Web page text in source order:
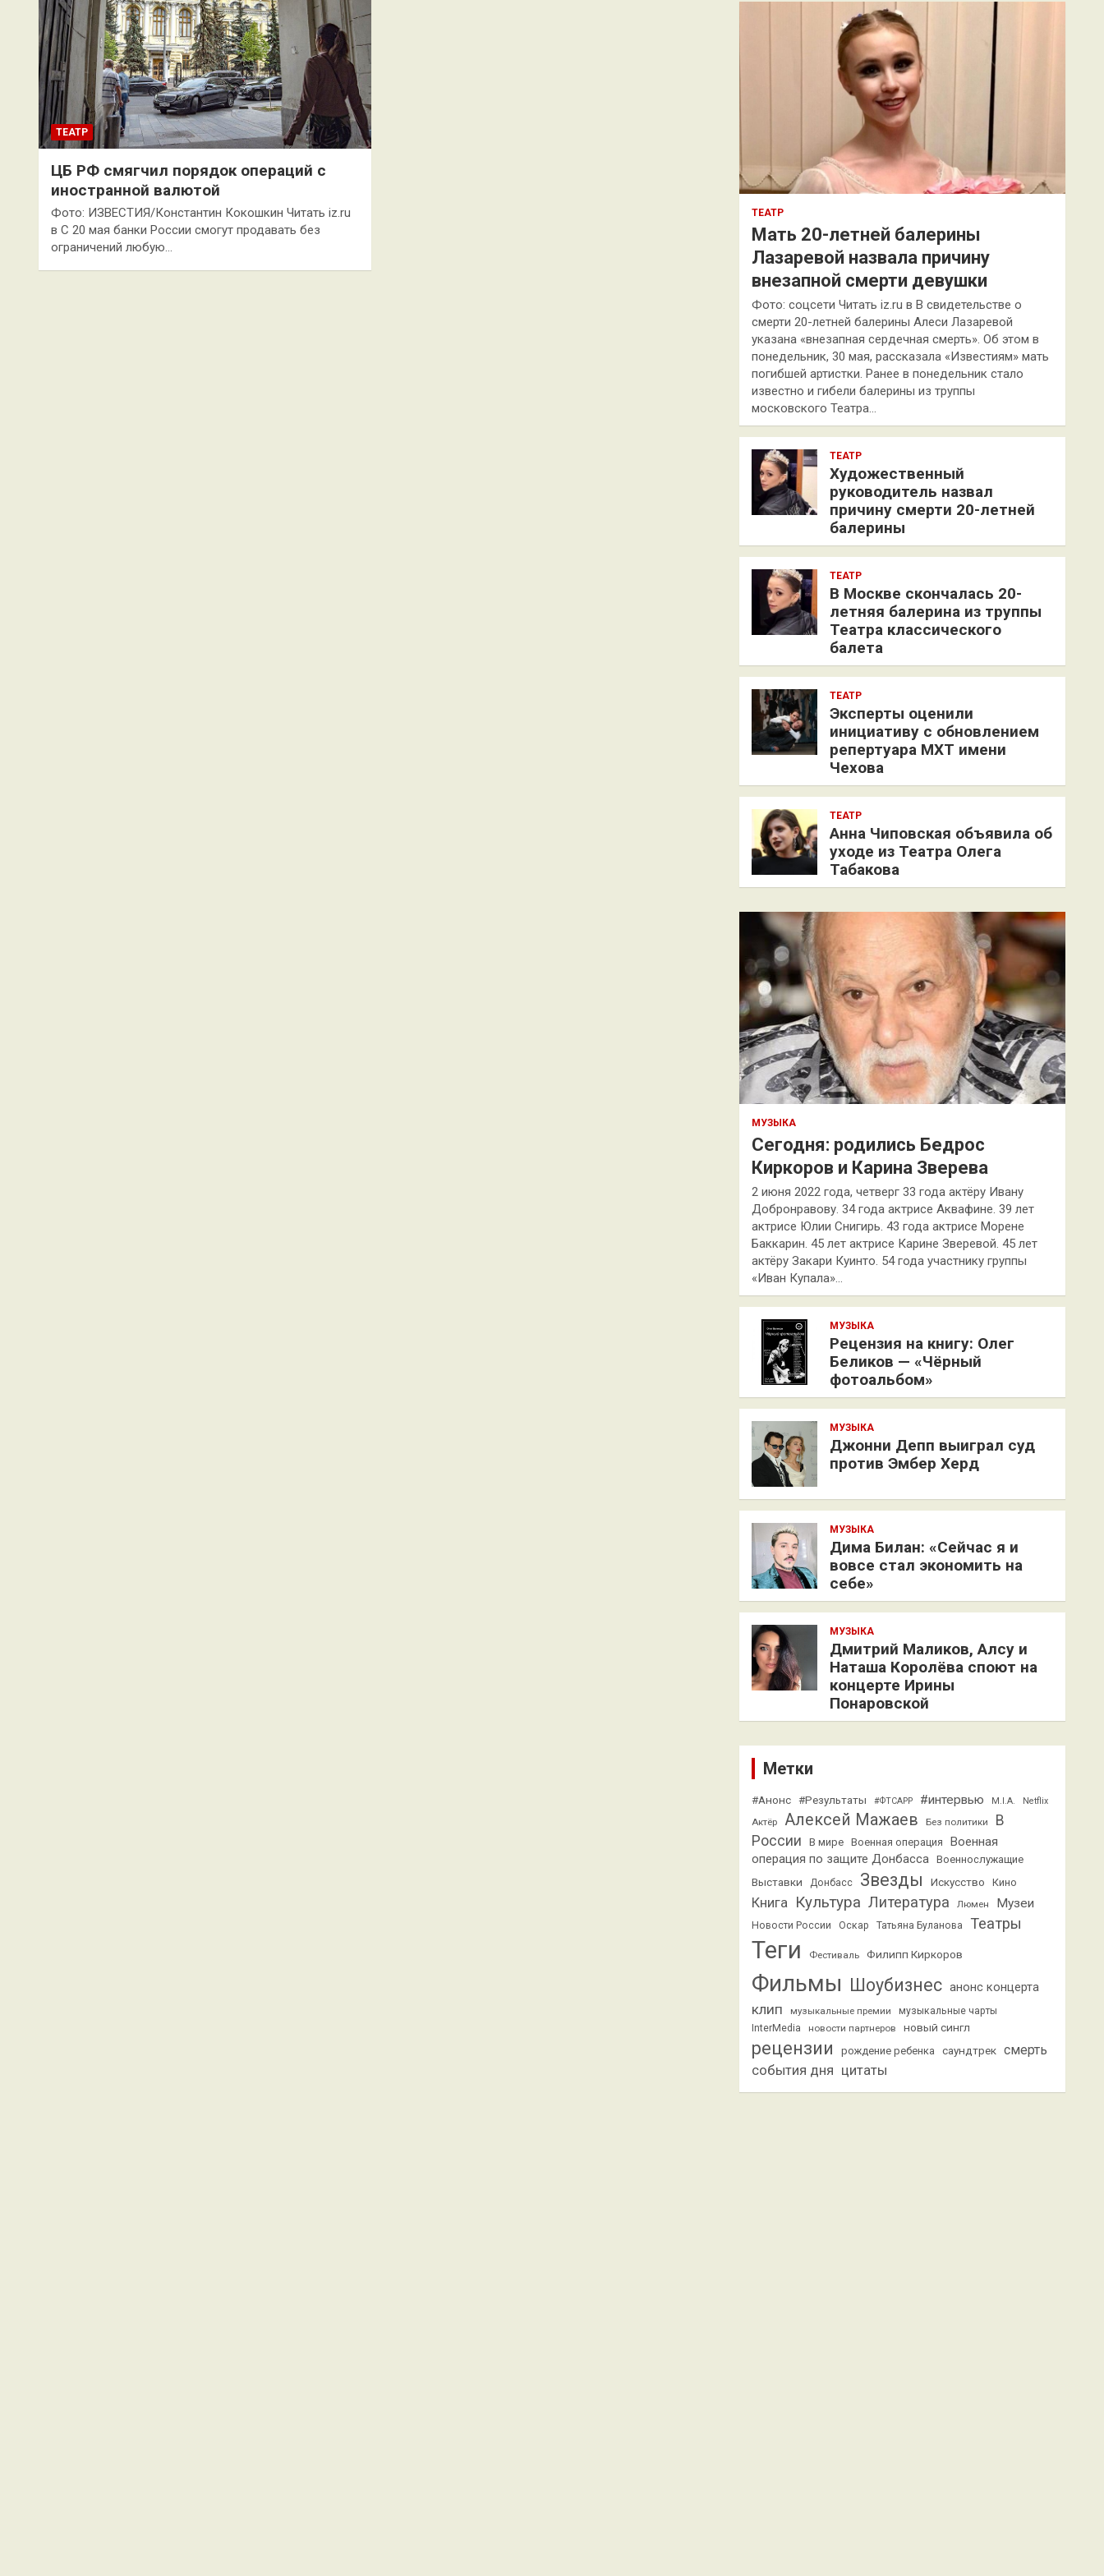
ТЕАТР
ЦБ РФ смягчил порядок операций с
иностранной валютой
Фото: ИЗВЕСТИЯ/Константин Кокошкин Читать iz.ru
в С 20 мая банки России смогут продавать без
ограничений любую…
к
ТЕАТР
Мать 20-летней балерины
Лазаревой назвала причину
внезапной смерти девушки
Фото: соцсети Читать iz.ru в В свидетельстве о
смерти 20-летней балерины Алеси Лазаревой
указана «внезапная сердечная смерть». Об этом в
понедельник, 30 мая, рассказала «Известиям» мать
погибшей артистки. Ранее в понедельник стало
известно и гибели балерины из труппы
московского Театра…
ТЕАТР
Художественный
руководитель назвал
причину смерти 20-летней
балерины
ТЕАТР
В Москве скончалась 20-
летняя балерина из труппы
Театра классического
балета
ТЕАТР
Эксперты оценили
инициативу с обновлением
репертуара МХТ имени
Чехова
ТЕАТР
Анна Чиповская объявила об
уходе из Театра Олега
Табакова
МУЗЫКА
Сегодня: родились Бедрос
Киркоров и Карина Зверева
2 июня 2022 года, четверг 33 года актёру Ивану
Добронравову. 34 года актрисе Аквафине. 39 лет
актрисе Юлии Снигирь. 43 года актрисе Морене
Баккарин. 45 лет актрисе Карине Зверевой. 45 лет
актёру Закари Куинто. 54 года участнику группы
«Иван Купала»…
МУЗЫКА
Рецензия на книгу: Олег
Беликов — «Чёрный
фотоальбом»
МУЗЫКА
Джонни Депп выиграл суд
против Эмбер Херд
МУЗЫКА
Дима Билан: «Сейчас я и
вовсе стал экономить на
себе»
МУЗЫКА
Дмитрий Маликов, Алсу и
Наташа Королёва споют на
концерте Ирины
Понаровской
Метки
#Анонс #Результаты #ФТСАРР #интервью M.I.A. Netflix
Актёр Алексей Мажаев Без политики
В
России
В мире Военная операция
Военная
операция по защите Донбасса
Военнослужащие
Выставки Донбасс Звезды Искусство Кино
Книга Культура Литература Люмен Музеи
Новости России Оскар Татьяна Буланова Театры
Теги Фестиваль Филипп Киркоров
Фильмы Шоубизнес анонс концерта
клип музыкальные премии
музыкальные чарты
InterMedia
новости партнеров новый сингл
рецензии рождение ребенка саундтрек смерть
события дня цитаты